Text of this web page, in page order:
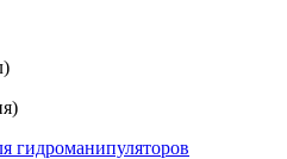
гидроманипуляторов